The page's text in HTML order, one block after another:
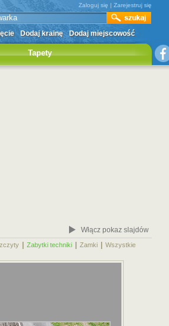
Zaloguj się | Zarejestruj się
Dodaj krainę Dodaj miejscowość
Tapety
Włącz pokaz slajdów
Zabytki techniki Zamki Wszystkie